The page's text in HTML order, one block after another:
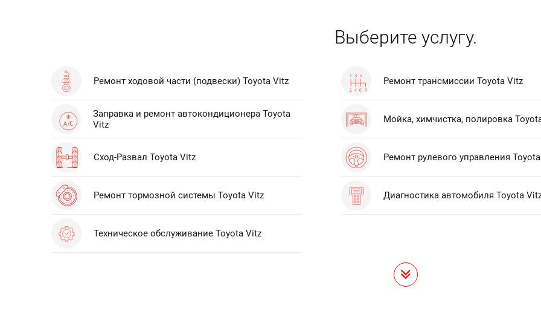
Выберите услугу.
Ремонт ходовой части (подвески) Toyota Vitz Ремонт трансмиссии Toyota Vitz
Заправка и ремонт автокондиционера Toyota
Vitz
Мойка, химчистка, полировка
Сход-Развал Toyota Vitz Ремонт рулевого управления
Ремонт тормозной системы Toyota Vitz Диагностика автомобиля Toyota
Техническое обслуживание Toyota Vitz